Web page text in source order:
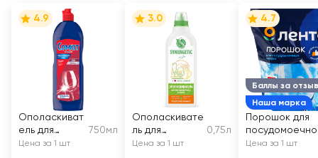
4.9
Ополаскиват
ель для
посудомоечн
750мл
Цена за 1 шт
3.0
Ополаскивате
ль для
посудомоечно
0,75л
Цена за 1 шт
Баллы за отзыв
Наша марка
4.7
Порошок для
машины ЛЕНТА
Цена за 1 шт